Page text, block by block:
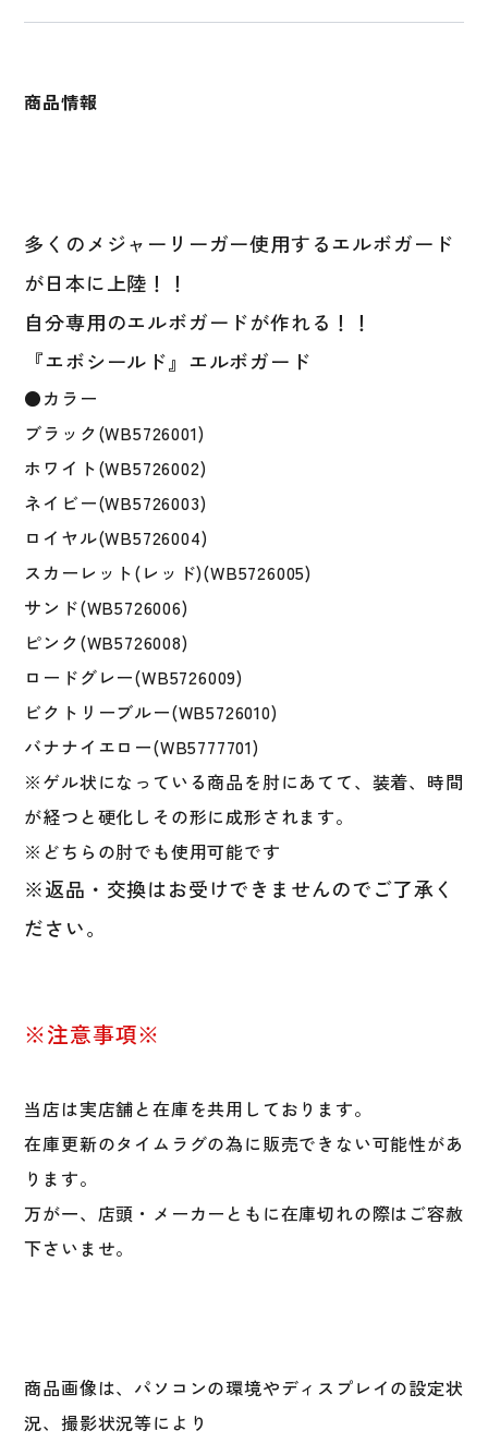
ー
右
ジ
ー
リ
ガ
ー
愛
用
カ
ス
フ
ィ
ッ
ト
EVOSHIELD
硬
式
球
軟
式
野
球
右
打
左
打
用
打
ち
用
打
タ
ー
商品情報
多くのメジャーリーガー使用するエルボガード
が日本に上陸！！
自分専用のエルボガードが作れる！！
『エボシールド』エルボガード
●カラー
ブラック(WB5726001)
ホワイト(WB5726002)
ネイビー(WB5726003)
ロイヤル(WB5726004)
スカーレット(レッド)(WB5726005)
サンド(WB5726006)
ピンク(WB5726008)
ロードグレー(WB5726009)
ビクトリーブルー(WB5726010)
バナナイエロー(WB5777701)
※ゲル状になっている商品を肘にあてて、装着、時間
が経つと硬化しその形に成形されます。
※どちらの肘でも使用可能です
※返品・交換はお受けできませんのでご了承く
ださい。
※注意事項※
当店は実店舗と在庫を共用しております。
在庫更新のタイムラグの為に販売できない可能性があ
ります。
万が一、店頭・メーカーともに在庫切れの際はご容赦
下さいませ。
商品画像は、パソコンの環境やディスプレイの設定状
況、撮影状況等により